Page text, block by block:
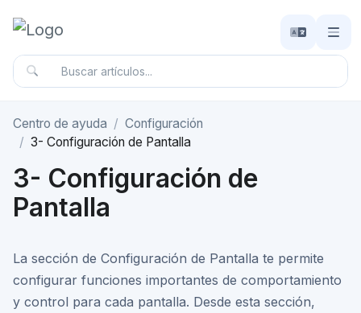
Centro de ayuda
Configuración
3- Configuración de Pantalla
3- Configuración de
Pantalla
La sección de Configuración de Pantalla te permite
configurar funciones importantes de comportamiento
y control para cada pantalla. Desde esta sección,